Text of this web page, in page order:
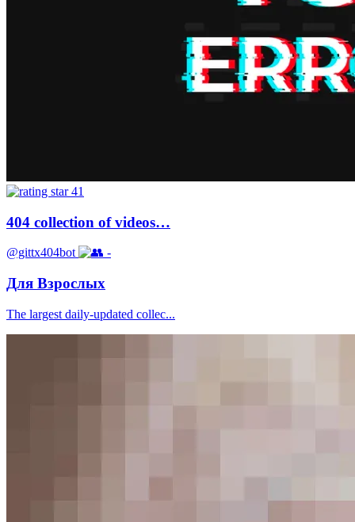
41
404 collection of videos…
@gittx404bot -
Для Взрослых
The largest daily-updated collec...